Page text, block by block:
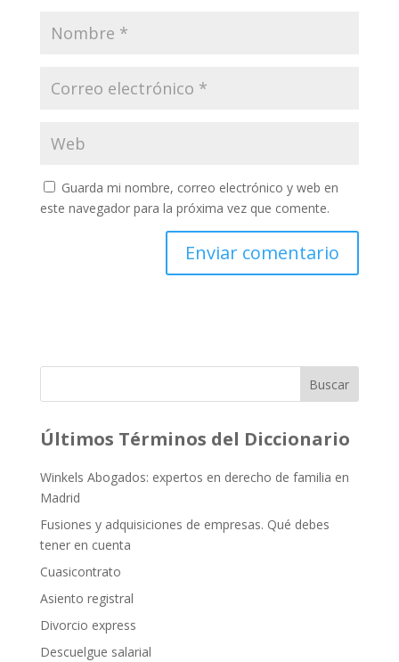
Guarda mi nombre, correo electrónico y web en
este navegador para la próxima vez que comente.
Buscar
Últimos Términos del Diccionario
Winkels Abogados: expertos en derecho de familia en
Madrid
Fusiones y adquisiciones de empresas. Qué debes
tener en cuenta
Cuasicontrato
Asiento registral
Divorcio express
Descuelgue salarial